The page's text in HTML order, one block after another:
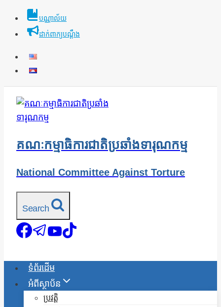
Skip
បណ្ណាល័យ
ដាក់ពាក្យបណ្ដឹង
គណៈកម្មាធិការជាតិប្រឆាំងទារុណកម្ម
National Committee Against Torture
Search
ទំព័រដើម
អំពីស្ថាប័ន
ប្រវត្តិ